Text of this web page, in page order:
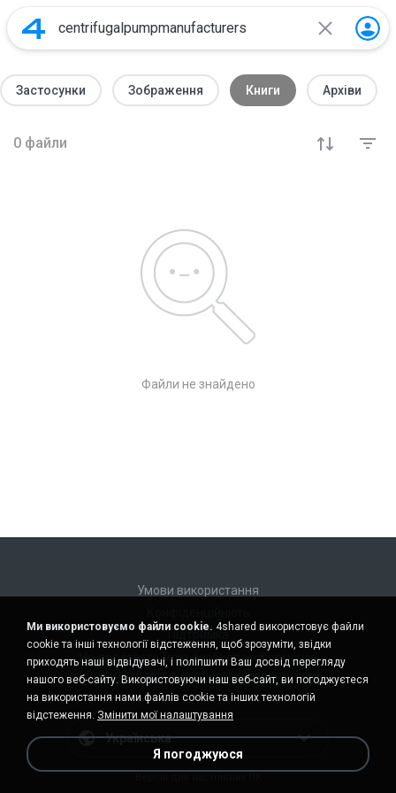
Застосунки Зображення Книги Архіви
0 файли
Файли не знайдено
Умови використання
Підтримка
Не продавати мою особисту інформацію
Не ділитися моєю особистою інформацією
Українська
Ми використовуємо файли cookie. 4shared використовує файли
cookie та інші технології відстеження, щоб зрозуміти, звідки
приходять наші відвідувачі, і поліпшити Ваш досвід перегляду
нашого веб-сайту. Використовуючи наш веб-сайт, ви погоджуєтеся
на використання нами файлів cookie та інших технологій
відстеження. Змінити мої налаштування
Я погоджуюся